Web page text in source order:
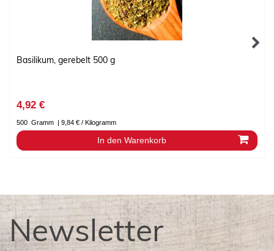
Basilikum, gerebelt 500 g
4,92 €
500 Gramm | 9,84 € / Kilogramm
In den Warenkorb
Newsletter